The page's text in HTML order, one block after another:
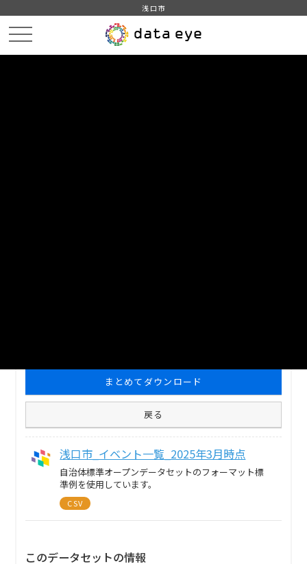
浅口市
まとめてダウンロード
戻る
浅口市_イベント一覧_2025年3月時点
自治体標準オープンデータセットのフォーマット標
準例を使用しています。
CSV
このデータセットの情報